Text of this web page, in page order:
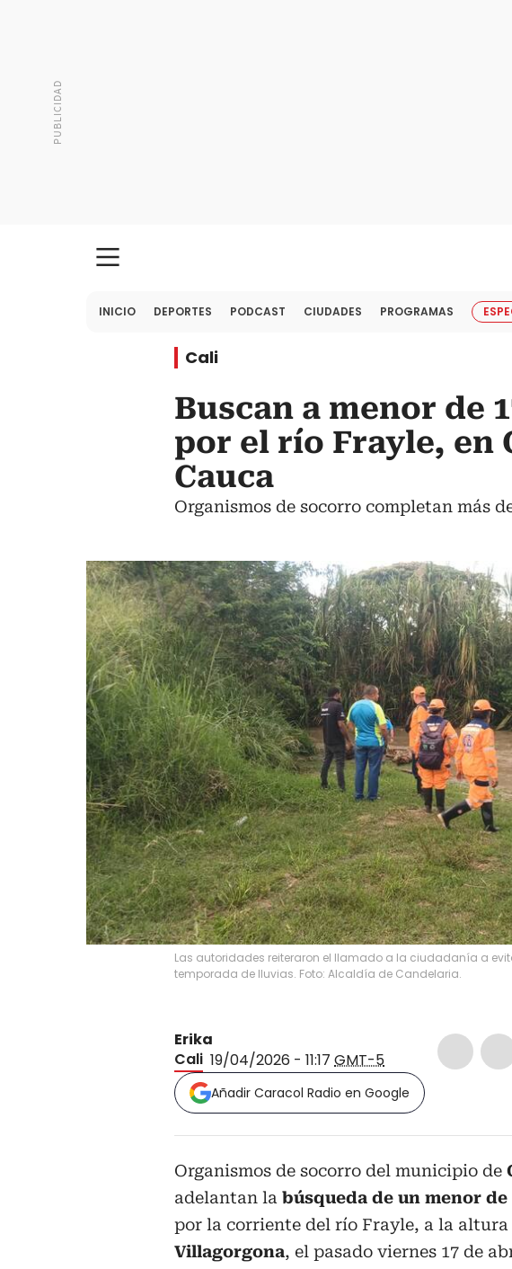
INICIO DEPORTES PODCAST CIUDADES PROGRAMAS
Cali
Buscan a menor de
por el río Frayle, en
Cauca
Organismos de socorro completan más
Las autoridades reiteraron el llamado a la ciudadanía a
temporada de lluvias. Foto: Alcaldía de Candelaria.
Erika
Cali 19/04/2026 - 11:17 GMT-5
Añadir Caracol Radio en Google
Organismos de socorro del municipio de
adelantan la búsqueda de un menor de
por la corriente del río Frayle, a la
Villagorgona, el pasado viernes 17 de